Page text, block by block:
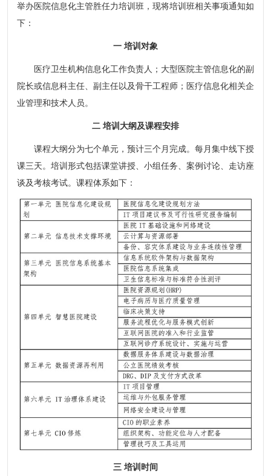
举办医院信息化主管胜任力培训班，现将培训班相关事项通知如
下：
一 培训对象
医疗卫生机构信息化工作负责人；大型医院主管信息化的副
院长或信息科主任、副主任以及骨干工程师；医疗信息化相关企
业管理和技术人员。
二 培训大纲及课程安排
课程大纲分为七个单元，预计三个月完成。每月集中线下授
课三天。培训形式包括课堂讲授、小组任务、案例讨论、走访座
谈及考核考试。课程体系如下：
三 培训时间